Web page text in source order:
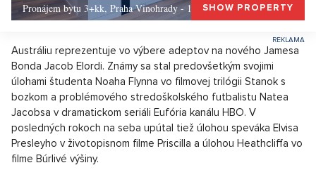
Pronájem bytu 3+kk, Praha Vinohrady - 156, Praha 3SHOW PROPERTY
Austráliu reprezentuje vo výbere adeptov na nového Jamesa
Bonda Jacob Elordi. Známy sa stal predovšetkým svojimi
úlohami študenta Noaha Flynna vo filmovej trilógii Stanok s
bozkom a problémového stredoškolského futbalistu Natea
Jacobsa v dramatickom seriáli Eufória kanálu HBO. V
posledných rokoch na seba upútal tiež úlohou speváka Elvisa
Presleyho v životopisnom filme Priscilla a úlohou Heathcliffa vo
filme Búrlivé výšiny.